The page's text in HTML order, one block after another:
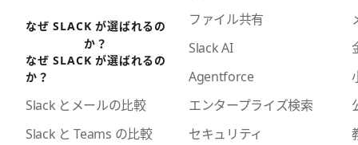
なぜ SLACK が選ばれるの
か？
なぜ SLACK が選ばれるの
か？
Slack とメールの比較
Slack と Teams の比較
ファイル共有
Slack AI
Agentforce
エンタープライズ検索
セキュリティ